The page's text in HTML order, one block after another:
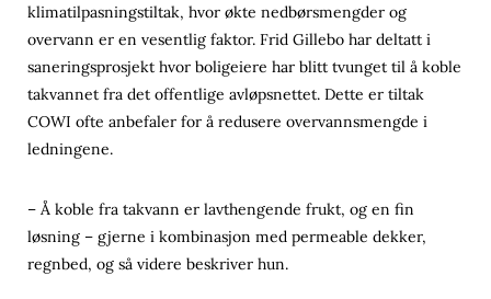
klimatilpasningstiltak, hvor økte nedbørsmengder og
overvann er en vesentlig faktor. Frid Gillebo har deltatt i
saneringsprosjekt hvor boligeiere har blitt tvunget til å koble
takvannet fra det offentlige avløpsnettet. Dette er tiltak
COWI ofte anbefaler for å redusere overvannsmengde i
ledningene.
– Å koble fra takvann er lavthengende frukt, og en fin
løsning – gjerne i kombinasjon med permeable dekker,
regnbed, og så videre beskriver hun.